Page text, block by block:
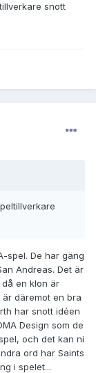
snott
spel. De har gäng
Andreas. Det är
en klon är
däremot en bra
har snott idéen
Design som de
och det kan ni
ord har Saints
i spelet...